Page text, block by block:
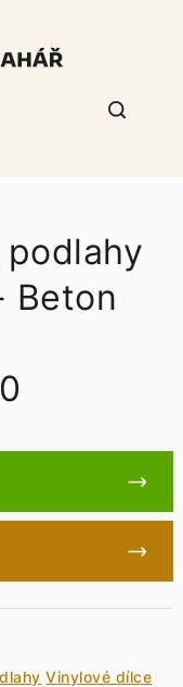
Beton
Vinylové dílce